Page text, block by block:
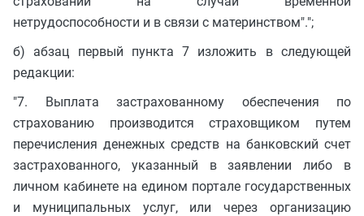
нетрудоспособности и в связи с материнством".";
б) абзац первый пункта 7 изложить в следующей
редакции:
"7. Выплата застрахованному обеспечения по
страхованию производится страховщиком путем
перечисления денежных средств на банковский счет
застрахованного, указанный в заявлении либо в
личном кабинете на едином портале государственных
и муниципальных услуг, или через организацию